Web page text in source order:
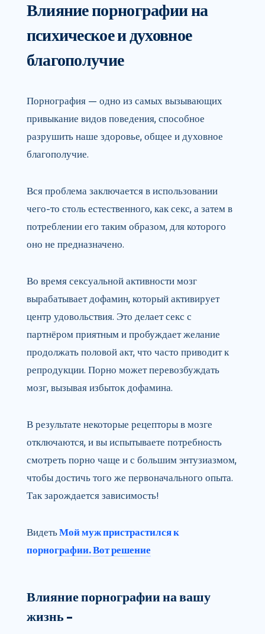
Влияние порнографии на
психическое и духовное
благополучие
Порнография — одно из самых вызывающих
привыкание видов поведения, способное
разрушить наше здоровье, общее и духовное
благополучие.
Вся проблема заключается в использовании
чего-то столь естественного, как секс, а затем в
потреблении его таким образом, для которого
оно не предназначено.
Во время сексуальной активности мозг
вырабатывает дофамин, который активирует
центр удовольствия. Это делает секс с
партнёром приятным и пробуждает желание
продолжать половой акт, что часто приводит к
репродукции. Порно может перевозбуждать
мозг, вызывая избыток дофамина.
В результате некоторые рецепторы в мозге
отключаются, и вы испытываете потребность
смотреть порно чаще и с большим энтузиазмом,
чтобы достичь того же первоначального опыта.
Так зарождается зависимость!
ВидетьМой муж пристрастился к
порнографии. Вот решение
Влияние порнографии на вашу
жизнь –